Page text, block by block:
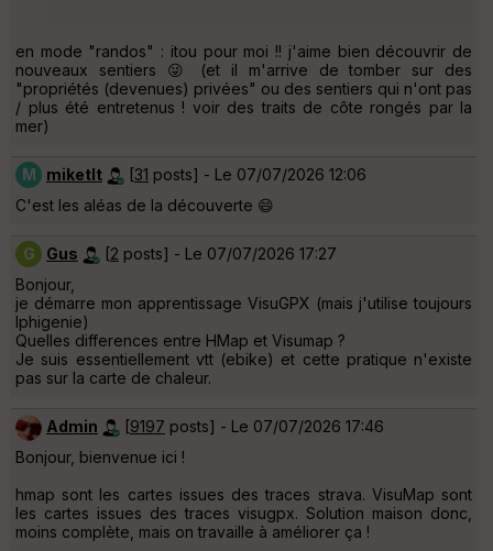
en mode "randos" : itou pour moi !! j'aime bien découvrir de
nouveaux sentiers 😜 (et il m'arrive de tomber sur des
"propriétés (devenues) privées" ou des sentiers qui n'ont pas
/ plus été entretenus ! voir des traits de côte rongés par la
mer)
M miketlt [31 posts] - Le 07/07/2026 12:06
C'est les aléas de la découverte 😄
G Gus [2 posts] - Le 07/07/2026 17:27
Bonjour,
je démarre mon apprentissage VisuGPX (mais j'utilise toujours
Iphigenie)
Quelles differences entre HMap et Visumap ?
Je suis essentiellement vtt (ebike) et cette pratique n'existe
pas sur la carte de chaleur.
Admin [9197 posts] - Le 07/07/2026 17:46
Bonjour, bienvenue ici !
hmap sont les cartes issues des traces strava. VisuMap sont
les cartes issues des traces visugpx. Solution maison donc,
moins complète, mais on travaille à améliorer ça !